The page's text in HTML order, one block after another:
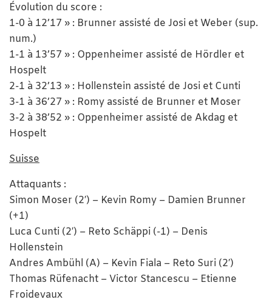
Évolution du score :
1-0 à 12’17 » : Brunner assisté de Josi et Weber (sup.
num.)
1-1 à 13’57 » : Oppenheimer assisté de Hördler et
Hospelt
2-1 à 32’13 » : Hollenstein assisté de Josi et Cunti
3-1 à 36’27 » : Romy assisté de Brunner et Moser
3-2 à 38’52 » : Oppenheimer assisté de Akdag et
Hospelt
Suisse
Attaquants :
Simon Moser (2′) – Kevin Romy – Damien Brunner
(+1)
Luca Cunti (2′) – Reto Schäppi (-1) – Denis
Hollenstein
Andres Ambühl (A) – Kevin Fiala – Reto Suri (2′)
Thomas Rüfenacht – Victor Stancescu – Etienne
Froidevaux